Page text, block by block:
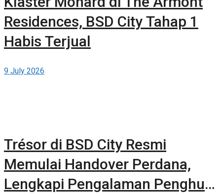
Residences, BSD City Tahap 1
Habis Terjual
9 July 2026
Trésor di BSD City Resmi
Memulai Handover Perdana,
Lengkapi Pengalaman Penghuni